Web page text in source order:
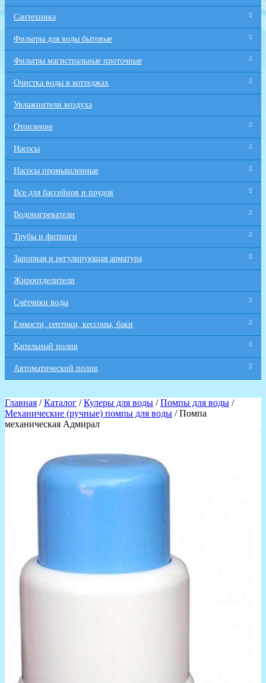
Сантехника
Фильтры для воды бытовые
Фильтры магистральные проточные
Очистка воды в коттеджах
Увлажнители воздуха
Отопление
Насосы
Насосы промышленные
Все для бaссейнов и прудов
Водонагреватели
Трубы и фитинги
Запорная и регулирующая арматура
Жироотделители
Счётчики воды
Емкости, септики, кессоны, баки
Капельный полив
Автоматический полив
Главная /Каталог /Кулеры для воды /Помпы для воды /
Механические (ручные) помпы для воды / Помпа
механическая Адмирал